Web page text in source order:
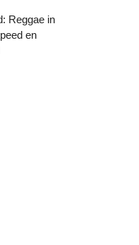
Reggae in
​​en